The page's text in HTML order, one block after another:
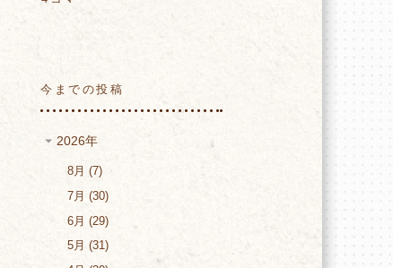
今までの投稿
2026年
8月
7
7月
30
6月
29
5月
31